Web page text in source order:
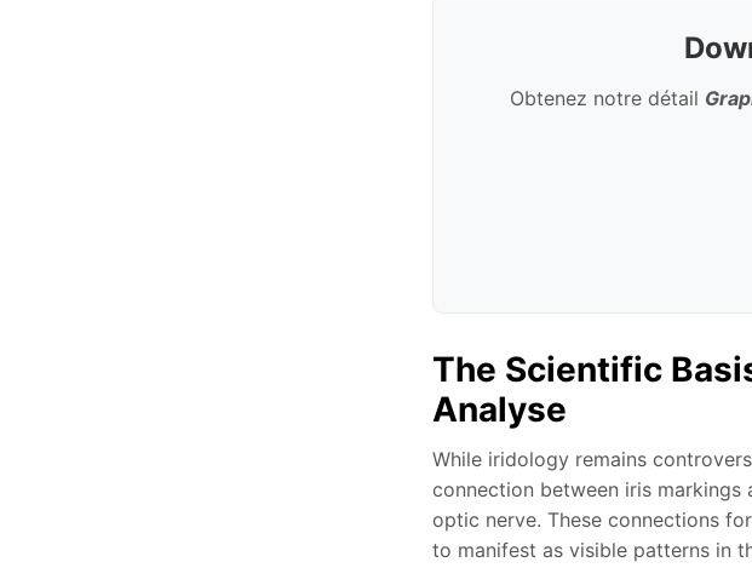
Obtenez notre détail
The Scientific
Analyse
While iridology remains
connection between iris markings
optic nerve. These connections
to manifest as visible patterns in